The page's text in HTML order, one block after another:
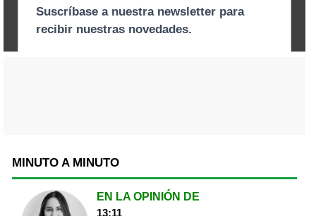
MINUTO A MINUTO
EN LA OPINIÓN DE
13:11